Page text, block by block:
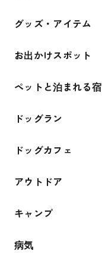
グッズ・アイテム
お出かけスポット
ペットと泊まれる宿
ドッグラン
ドッグカフェ
アウトドア
キャンプ
病気